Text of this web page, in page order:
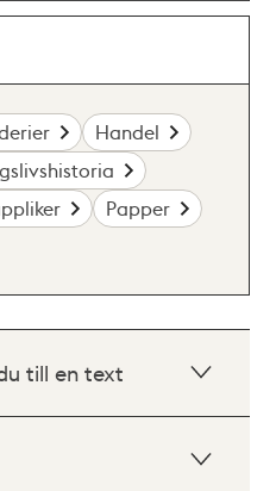
Handel
Papper
till en text